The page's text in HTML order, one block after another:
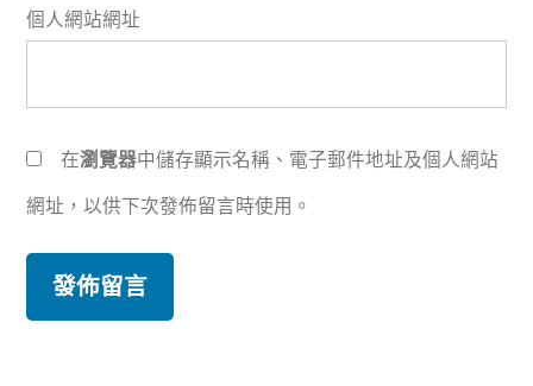
個人網站網址
在瀏覽器中儲存顯示名稱、電子郵件地址及個人網站
網址，以供下次發佈留言時使用。